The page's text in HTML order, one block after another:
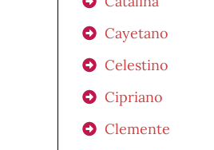
Cayetano
Celestino
Cipriano
Clemente